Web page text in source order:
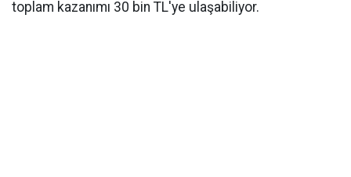
toplam kazanımı 30 bin TL'ye ulaşabiliyor.